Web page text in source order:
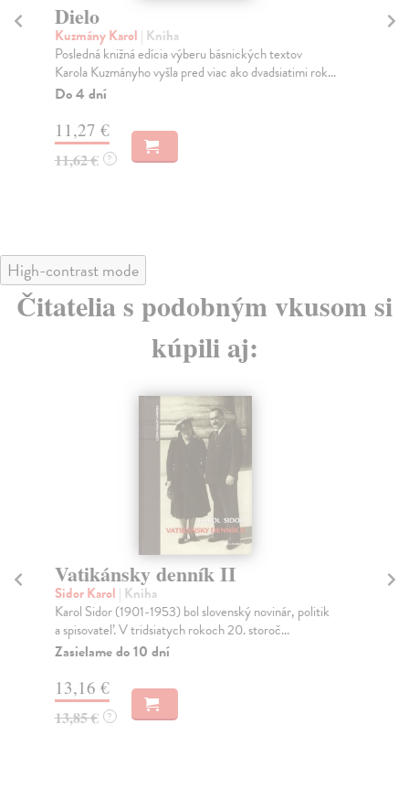
Dielo
Kuzmány Karol | Kniha
Posledná knižná edícia výberu básnických textov
Karola Kuzmányho vyšla pred viac ako dvadsiatimi rok...
Do 4 dní
11,27 €
11,62 € ?
High-contrast mode
Čitatelia s podobným vkusom si
kúpili aj:
Malý šlabikár lásky
Frühauf Karol
dôvernosť letmý bozk jemné pohladenie líca chrbtom
ruky pevné stisnutie ruky nežné objatie zachovalá...
Zasielame do 14 dní
8,63 €
8,90 € ?